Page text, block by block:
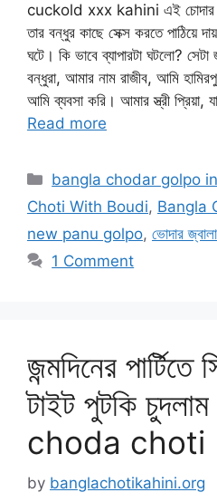
cuckold xxx kahini এই চোদার গল্প
তার বন্ধুর কাছে সেক্স করতে পাঠিয়ে
ঘটে। কি ভাবে ব্যাপারটা ঘটলো? সেটা
বন্ধুরা, আমার নাম রাজীব, আমি
আমি ব্যবসা করি। আমার স্ত্রী
Read more
Categories
bangla chodar golpo
Choti With Boudi, Bangla
new panu golpo, ভোদার
1 Comment
জন্মদিনের
টাইট পুটকি
choda choti
by banglachotikahini.org